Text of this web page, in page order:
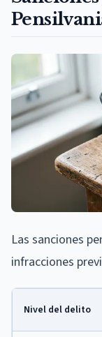
Las sanciones
infracciones
Nivel del delito